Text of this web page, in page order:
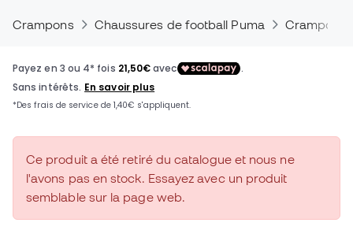
Crampons Chaussures de football Puma Crampons
Ce produit a été retiré du catalogue et nous ne
l'avons pas en stock. Essayez avec un produit
semblable sur la page web.